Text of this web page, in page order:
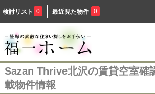
検討リスト 0 最近見た物件 0
Sazan Thrive北沢の賃貸空室確
載物件情報